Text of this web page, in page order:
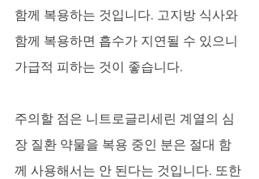
함께 복용하는 것입니다. 고지방 식사와
함께 복용하면 흡수가 지연될 수 있으니
가급적 피하는 것이 좋습니다.
주의할 점은 니트로글리세린 계열의 심
장 질환 약물을 복용 중인 분은 절대 함
께 사용해서는 안 된다는 것입니다. 또한